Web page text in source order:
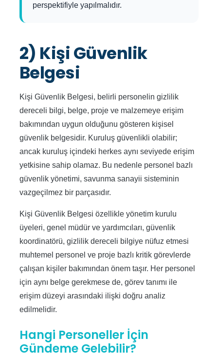
perspektifiyle yapılmalıdır.
2) Kişi Güvenlik
Belgesi
Kişi Güvenlik Belgesi, belirli personelin gizlilik
dereceli bilgi, belge, proje ve malzemeye erişim
bakımından uygun olduğunu gösteren kişisel
güvenlik belgesidir. Kuruluş güvenlikli olabilir;
ancak kuruluş içindeki herkes aynı seviyede erişim
yetkisine sahip olamaz. Bu nedenle personel bazlı
güvenlik yönetimi, savunma sanayii sisteminin
vazgeçilmez bir parçasıdır.
Kişi Güvenlik Belgesi özellikle yönetim kurulu
üyeleri, genel müdür ve yardımcıları, güvenlik
koordinatörü, gizlilik dereceli bilgiye nüfuz etmesi
muhtemel personel ve proje bazlı kritik görevlerde
çalışan kişiler bakımından önem taşır. Her personel
için aynı belge gerekmese de, görev tanımı ile
erişim düzeyi arasındaki ilişki doğru analiz
edilmelidir.
Hangi Personeller İçin
Gündeme Gelebilir?